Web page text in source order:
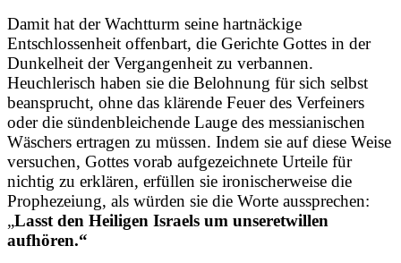
Damit hat der Wachtturm seine hartnäckige
Entschlossenheit offenbart, die Gerichte Gottes in der
Dunkelheit der Vergangenheit zu verbannen.
Heuchlerisch haben sie die Belohnung für sich selbst
beansprucht, ohne das klärende Feuer des Verfeiners
oder die sündenbleichende Lauge des messianischen
Wäschers ertragen zu müssen. Indem sie auf diese Weise
versuchen, Gottes vorab aufgezeichnete Urteile für
nichtig zu erklären, erfüllen sie ironischerweise die
Prophezeiung, als würden sie die Worte aussprechen:
„Lasst den Heiligen Israels um unseretwillen
aufhören.“